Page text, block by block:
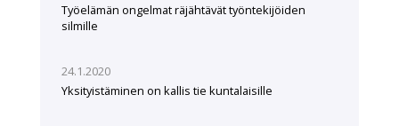
Työelämän ongelmat räjähtävät työntekijöiden
silmille
24.1.2020
Yksityistäminen on kallis tie kuntalaisille